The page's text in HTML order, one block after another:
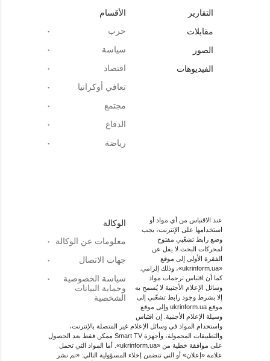
الأقسام
حرب
سياسة
اقتصاد
تعافي أوكرانيا
مجتمع
الدفاع
رياضة
الوكالة
معلومات عن الوكالة
جهات الاتصال
سياسة الخصوصية
وحماية البيانات
الشخصية
التقارير
مقابلات
الصور
الفيديوهات
عند الاقتباس من أي مواد أو
استخدامها على الإنترنت، يجب
وضع رابط تشعّبي مفتوح
لمحركات البحث لا يقل عن
الفقرة الأولى إلى موقع
«ukrinform.ua»، وذلك إلزامي.
كما أن اقتباس ترجمات مواد
وسائل الإعلام الأجنبية لا يُسمح به
إلا بشرط وجود رابط تشعّبي إلى
موقع ukrinform.ua وإلى موقع
وسيلة الإعلام الأجنبية. إن اقتباس
واستخدام المواد في وسائل الإعلام غير المتصلة بالإنترنت،
والتطبيقات المحمولة، وأجهزة Smart TV ممكن فقط بعد الحصول
على موافقة خطية من «ukrinform.ua». أما المواد التي تحمل
علامة «إعلان» أو التي تتضمن إخلاء المسؤولية التالي: «تم نشر